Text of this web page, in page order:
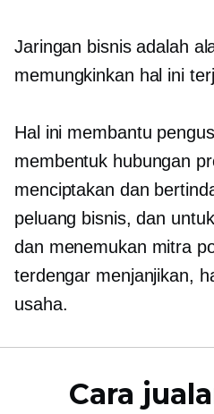
Jaringan bisnis adalah
memungkinkan hal ini
Hal ini membantu
membentuk hubungan
menciptakan dan
peluang bisnis, dan
dan menemukan mitra
terdengar menjanjikan,
usaha.
Cara